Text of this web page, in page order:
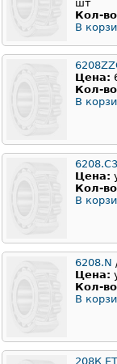
шт
Кол-
В
Цена:
Кол-
В
6208.C3
Цена:
Кол-
В
6208.N
Цена:
Кол-
В
208К